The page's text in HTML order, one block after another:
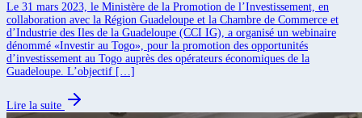
Le 31 mars 2023, le Ministère de la Promotion de l’Investissement, en
collaboration avec la Région Guadeloupe et la Chambre de Commerce et
d’Industrie des Iles de la Guadeloupe (CCI IG), a organisé un webinaire
dénommé «Investir au Togo», pour la promotion des opportunités
d’investissement au Togo auprès des opérateurs économiques de la
Guadeloupe. L’objectif […]
Lire la suite